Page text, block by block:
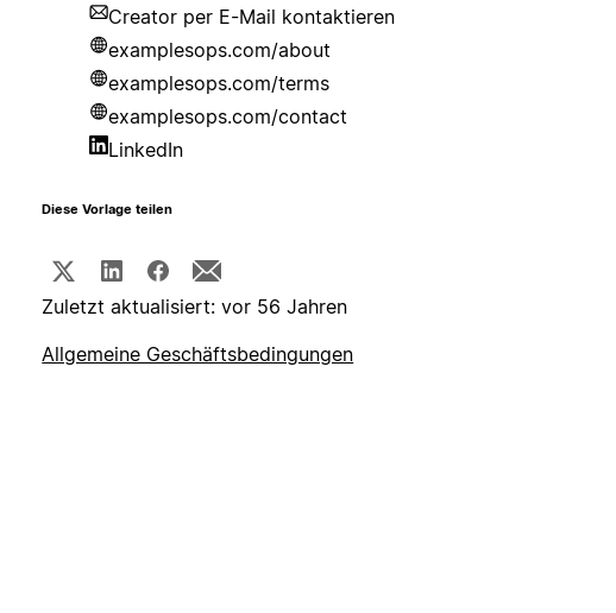
Creator per E-Mail kontaktieren
examplesops.com/about
examplesops.com/terms
examplesops.com/contact
LinkedIn
Diese Vorlage teilen
Zuletzt aktualisiert: vor 56 Jahren
Allgemeine Geschäftsbedingungen